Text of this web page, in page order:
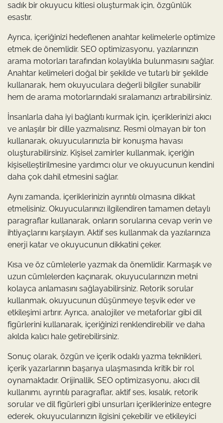
sadık bir okuyucu kitlesi oluşturmak için, özgünlük
esastır.
Ayrıca, içeriğinizi hedeflenen anahtar kelimelerle optimize
etmek de önemlidir. SEO optimizasyonu, yazılarınızın
arama motorları tarafından kolaylıkla bulunmasını sağlar.
Anahtar kelimeleri doğal bir şekilde ve tutarlı bir şekilde
kullanarak, hem okuyuculara değerli bilgiler sunabilir
hem de arama motorlarındaki sıralamanızı artırabilirsiniz.
İnsanlarla daha iyi bağlantı kurmak için, içeriklerinizi akıcı
ve anlaşılır bir dille yazmalısınız. Resmi olmayan bir ton
kullanarak, okuyucularınızla bir konuşma havası
oluşturabilirsiniz. Kişisel zamirler kullanmak, içeriğin
kişiselleştirilmesine yardımcı olur ve okuyucunun kendini
daha çok dahil etmesini sağlar.
Aynı zamanda, içeriklerinizin ayrıntılı olmasına dikkat
etmelisiniz. Okuyucularınızı ilgilendiren tamamen detaylı
paragraflar kullanarak, onların sorularına cevap verin ve
ihtiyaçlarını karşılayın. Aktif ses kullanmak da yazılarınıza
enerji katar ve okuyucunun dikkatini çeker.
Kısa ve öz cümlelerle yazmak da önemlidir. Karmaşık ve
uzun cümlelerden kaçınarak, okuyucularınızın metni
kolayca anlamasını sağlayabilirsiniz. Retorik sorular
kullanmak, okuyucunun düşünmeye teşvik eder ve
etkileşimi artırır. Ayrıca, analojiler ve metaforlar gibi dil
figürlerini kullanarak, içeriğinizi renklendirebilir ve daha
akılda kalıcı hale getirebilirsiniz.
Sonuç olarak, özgün ve içerik odaklı yazma teknikleri,
içerik yazarlarının başarıya ulaşmasında kritik bir rol
oynamaktadır. Orijinallik, SEO optimizasyonu, akıcı dil
kullanımı, ayrıntılı paragraflar, aktif ses, kısalık, retorik
sorular ve dil figürleri gibi unsurları içeriklerinize entegre
ederek, okuyucularınızın ilgisini çekebilir ve etkileyici